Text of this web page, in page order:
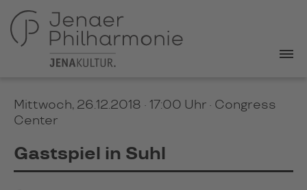
Mittwoch, 26.12.2018 · 17:00 Uhr · Congress
Center
Gastspiel in Suhl